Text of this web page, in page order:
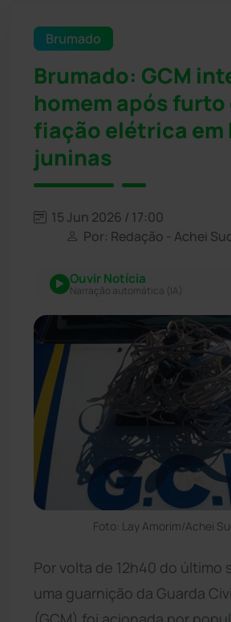
Brumado
Brumado: GCM
homem após furto
fiação elétrica em
juninas
15 Jun 2026 / 17:00
Por: Redação - Achei
Ouvir Notícia
Narração automática (IA)
Foto: Lay Amorim/Achei
Por volta de 12h40 do último
uma guarnição da Guarda